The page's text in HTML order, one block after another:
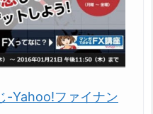
-Yahoo!ファイナン